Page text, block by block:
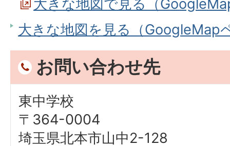
大きな地図で見る（
大きな地図を見る（GoogleMap
お問い合わせ先
東中学校
〒364-0004
埼玉県北本市山中2-128